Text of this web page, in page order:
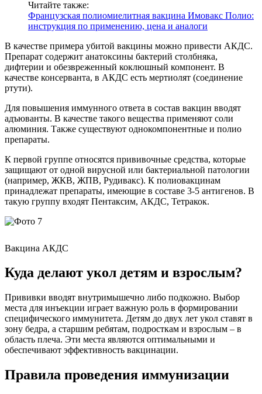
Читайте также:
Французская полиомиелитная вакцина Имовакс Полио:
инструкция по применению, цена и аналоги
В качестве примера убитой вакцины можно привести АКДС.
Препарат содержит анатоксины бактерий столбняка,
дифтерии и обезвреженный коклюшный компонент. В
качестве консерванта, в АКДС есть мертиолят (соединение
ртути).
Для повышения иммунного ответа в состав вакцин вводят
адъюванты. В качестве такого вещества применяют соли
алюминия. Также существуют однокомпонентные и полио
препараты.
К первой группе относятся прививочные средства, которые
защищают от одной вирусной или бактериальной патологии
(например, ЖКВ, ЖПВ, Рудивакс). К полиовакцинам
принадлежат препараты, имеющие в составе 3-5 антигенов. В
такую группу входят Пентаксим, АКДС, Тетракок.
Вакцина АКДС
Куда делают укол детям и взрослым?
Прививки вводят внутримышечно либо подкожно. Выбор
места для инъекции играет важную роль в формировании
специфического иммунитета. Детям до двух лет укол ставят в
зону бедра, а старшим ребятам, подросткам и взрослым – в
область плеча. Эти места являются оптимальными и
обеспечивают эффективность вакцинации.
Правила проведения иммунизации